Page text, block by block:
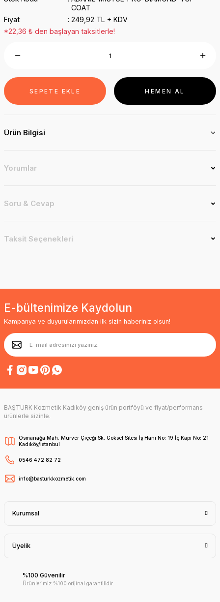
COAT
Fiyat
249,92 TL + KDV
*22,36 ₺ den başlayan taksitlerle!
SEPETE EKLE HEMEN AL
Ürün Bilgisi
Yorumlar
Soru & Cevap
Taksit Seçenekleri
E-bültenimize Kaydolun
Kampanya ve duyurularımızdan ilk sizin haberiniz olsun!
BAŞTÜRK Kozmetik Kadıköy geniş ürün portföyü ve fiyat/performans
ürünlerle sizinle.
Osmanağa Mah. Mürver Çiçeği Sk. Göksel Sitesi İş Hanı No: 19 İç Kapı No: 21
Kadıköy/İstanbul
0546 472 82 72
info@basturkkozmetik.com
Kurumsal
Üyelik
%100 Güvenilir
Ürünlerimiz %100 orijinal garantilidir.